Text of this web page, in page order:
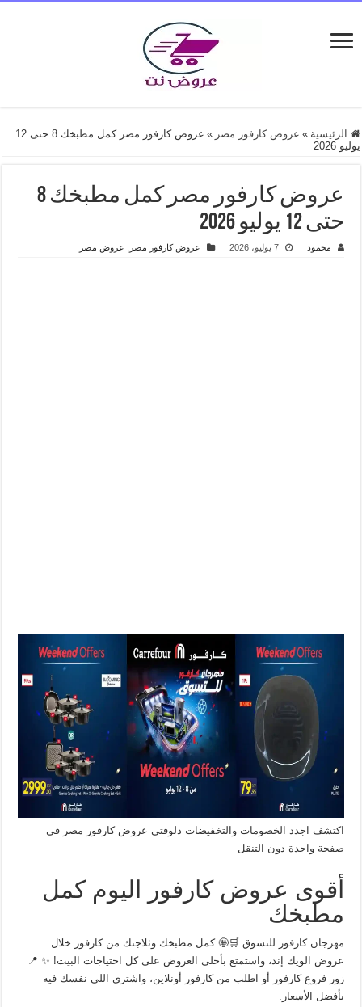
الرئيسية » عروض كارفور مصر »
عروض كارفور مصر كمل مطبخك 8 حتى 12
يوليو 2026
عروض كارفور مصر كمل مطبخك 8
حتى 12 يوليو 2026
محمود 7 يوليو، 2026 عروض كارفور مصر عروض مصر
اكتشف اجدد الخصومات والتخفيضات دلوقتى عروض كارفور مصر فى
صفحة واحدة دون التنقل
أقوى عروض كارفور اليوم كمل
مطبخك
مهرجان كارفور للتسوق 🛒🤩 كمل مطبخك وثلاجتك من كارفور خلال
عروض الويك إند، واستمتع بأحلى العروض على كل احتياجات البيت! ✨ 📍
زور فروع كارفور أو اطلب من كارفور أونلاين، واشتري اللي نفسك فيه
بأفضل الأسعار.